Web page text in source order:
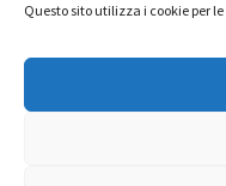
Questo sito utilizza i cookie per